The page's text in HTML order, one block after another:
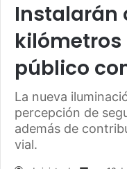
Instalarán
público
La nueva
percepción de
además de
vial.